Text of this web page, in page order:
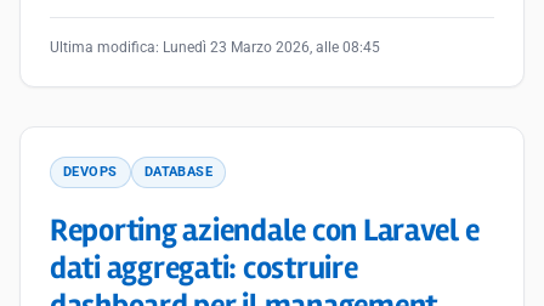
Ultima modifica: Lunedì 23 Marzo 2026, alle 08:45
DEVOPS DATABASE
Reporting aziendale con Laravel e
dati aggregati: costruire